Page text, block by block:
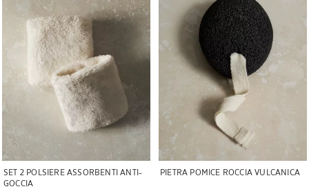
SET 2 POLSIERE ASSORBENTI ANTI-
GOCCIA
PIETRA POMICE ROCCIA VULCANICA